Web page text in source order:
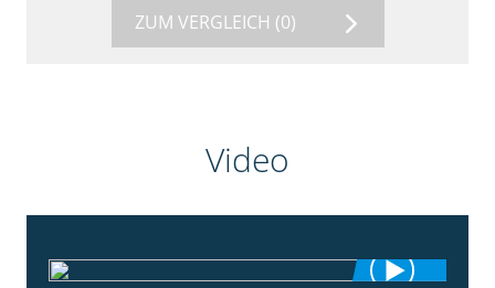
ZUM VERGLEICH (0)
Video